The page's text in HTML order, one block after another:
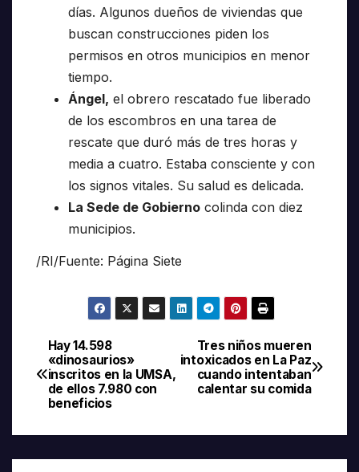
días. Algunos dueños de viviendas que
buscan construcciones piden los
permisos en otros municipios en menor
tiempo.
Ángel, el obrero rescatado fue liberado
de los escombros en una tarea de
rescate que duró más de tres horas y
media a cuatro. Estaba consciente y con
los signos vitales. Su salud es delicada.
La Sede de Gobierno colinda con diez
municipios.
/RI/Fuente: Página Siete
Navegación
de
Tres niños mueren
intoxicados en La Paz
cuando intentaban
calentar su comida
Hay 14.598
«dinosaurios»
inscritos en la UMSA,
de ellos 7.980 con
beneficios